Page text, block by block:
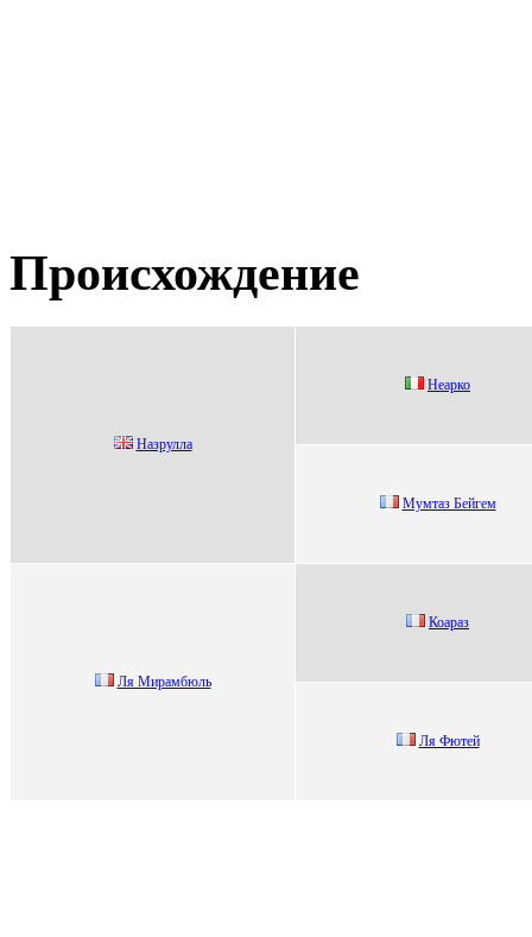
Происхождение
Нaзруллa
Heapко
Мумтаз Бейгем
Ля Mиpaмбюль
Коaрaз
Ля Фютeй